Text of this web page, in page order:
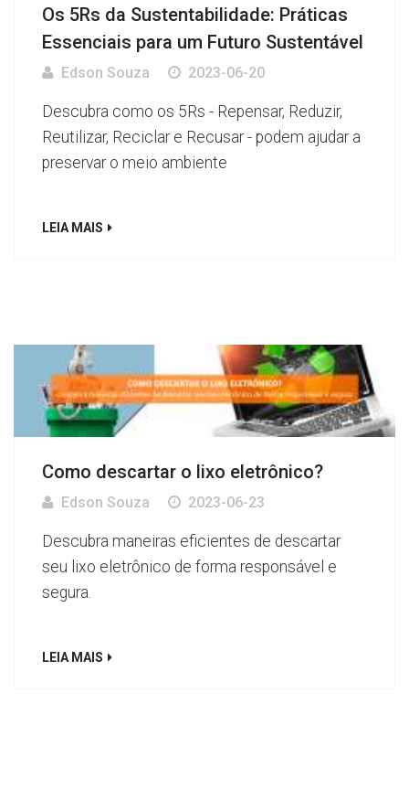
Os 5Rs da Sustentabilidade: Práticas
Essenciais para um Futuro Sustentável
Edson Souza 2023-06-20
Descubra como os 5Rs - Repensar, Reduzir,
Reutilizar, Reciclar e Recusar - podem ajudar a
preservar o meio ambiente
LEIA MAIS
Como descartar o lixo eletrônico?
Edson Souza 2023-06-23
Descubra maneiras eficientes de descartar
seu lixo eletrônico de forma responsável e
segura.
LEIA MAIS